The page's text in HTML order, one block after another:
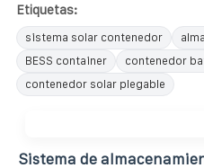
Etiquetas:
sistema solar contenedor
BESS container
contenedor
contenedor solar plegable
Sistema de